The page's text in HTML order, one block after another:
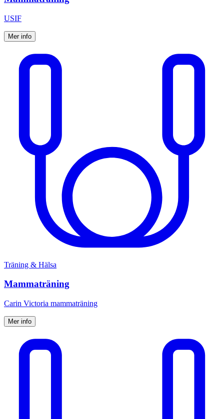
USIF
Mer info
Träning & Hälsa
Mammaträning
Carin Victoria mammaträning
Mer info